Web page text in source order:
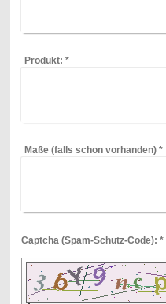
Produkt: *
Maße (falls schon vorhanden)*
Captcha (Spam-Schutz-Code): *